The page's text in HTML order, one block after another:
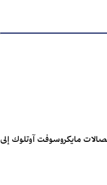
مايكروسوفت آوتلوك إلى